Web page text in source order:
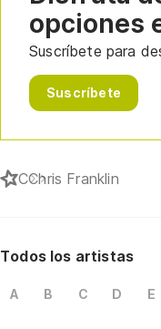
opciones
Suscríbete para
Suscríbete
CChris Franklin
Todos los artistas
A B C D E